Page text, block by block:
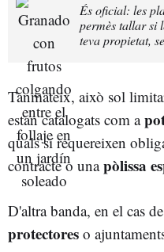
És oficial: les
permès tallar si
teva propietat,
Tanmateix, això sol
estan catalogats com a
quals sí requereixen
contracte o unapòlissa
D'altra banda, en el cas
protectores o